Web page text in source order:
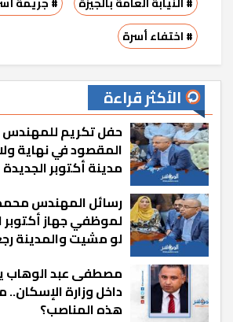
# اختفاء أسرة
الأكثر قراءة
حفل تكريم
المقصود في نهاية
مدينة أكتوبر الجديدة
رسائل المهندس
لموظفي جهاز
لو مشيت والمدينة
مصطفى عبد الوهاب
داخل وزارة الإسكان..
هذه المناصب؟